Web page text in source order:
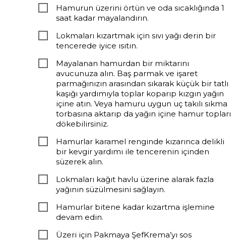
Hamurun üzerini örtün ve oda sıcaklığında 1
saat kadar mayalandırın.
Lokmaları kızartmak için sıvı yağı derin bir
tencerede iyice ısıtın.
Mayalanan hamurdan bir miktarını
avucunuza alın. Baş parmak ve işaret
parmağınızın arasından sıkarak küçük bir tatlı
kaşığı yardımıyla toplar koparıp kızgın yağın
içine atın. Veya hamuru uygun uç takılı sıkma
torbasına aktarıp da yağın içine hamur topları
dökebilirsiniz.
Hamurlar karamel renginde kızarınca delikli
bir kevgir yardımı ile tencerenin içinden
süzerek alın.
Lokmaları kağıt havlu üzerine alarak fazla
yağının süzülmesini sağlayın.
Hamurlar bitene kadar kızartma işlemine
devam edin.
Üzeri için Pakmaya ŞefKrema’yı sos